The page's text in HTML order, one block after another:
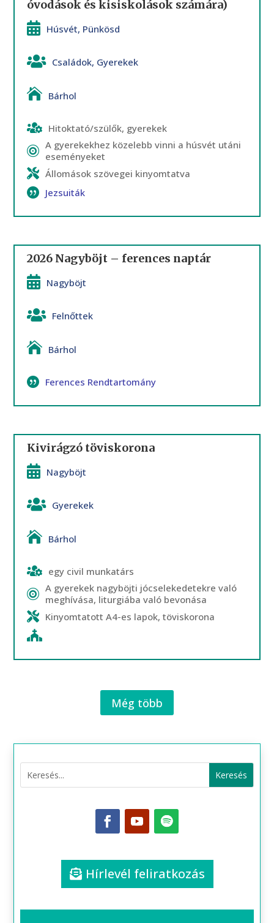
óvodások és kisiskolások számára)
Húsvét, Pünkösd
Családok, Gyerekek
Bárhol
Hitoktató/szülők, gyerekek
A gyerekekhez közelebb vinni a húsvét utáni
eseményeket
Állomások szövegei kinyomtatva
Jezsuiták
2026 Nagyböjt – ferences naptár
Nagyböjt
Felnőttek
Bárhol
Ferences Rendtartomány
Kivirágzó töviskorona
Nagyböjt
Gyerekek
Bárhol
egy civil munkatárs
A gyerekek nagyböjti jócselekedetekre való
meghívása, liturgiába való bevonása
Kinyomtatott A4-es lapok, töviskorona
Még több
Hírlevél feliratkozás